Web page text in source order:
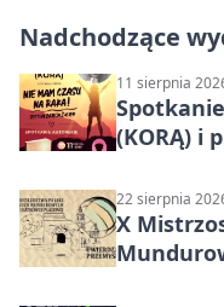
Nadchodzące
11 sierpnia
(KORĄ) i
22 sierpnia
X